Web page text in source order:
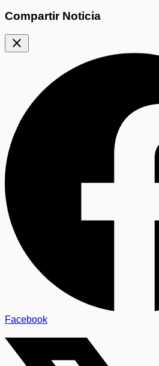
Compartir Noticia
close
Facebook